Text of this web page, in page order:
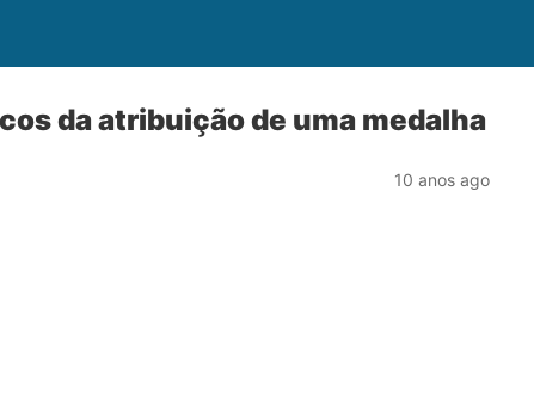
da atribuição de uma medalha
10 anos ago